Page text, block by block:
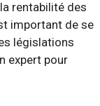
rentabilité des
important de se
législations
expert pour